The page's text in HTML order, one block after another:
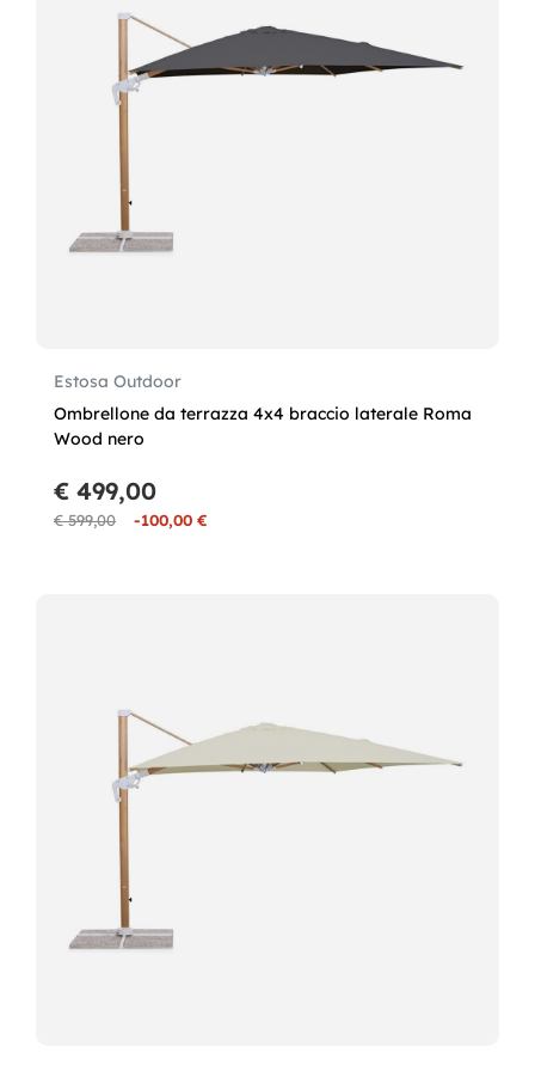
Estosa Outdoor
Ombrellone da terrazza 4x4 braccio laterale Roma
Wood nero
€ 599,00 -100,00 €
€ 499,00